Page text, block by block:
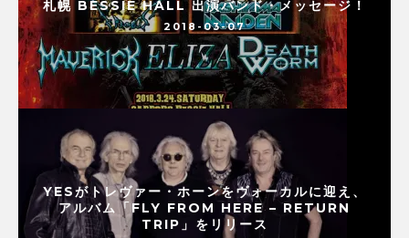
札幌 BESSIE HALL 出演バンド・メッセージ！
2018-03-07
YESがトレヴァー・ホーンをヴォーカルに迎え、
アルバム「FLY FROM HERE – RETURN
TRIP」をリリース